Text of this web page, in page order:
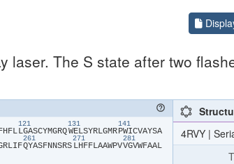
laser. The S state after two
​H​​F​​L​
121
​L​​G​​A​​S​​C​​Y​​M​​G​​R​​Q​
131
​W​​E​​L​​S​​Y​​R​​L​​G​​M​​R​
141
​P​​W​​I​​C​​V​​A​​Y​​S​​A​
​R​​L​​I​​F​
261
​Q​​Y​​A​​S​​F​​N​​N​​S​​R​​S​
271
​L​​H​​F​​F​​L​​A​​A​​W​​P​​V​
281
​V​​G​​V​​W​​F​​A​​A​​L​
4RVY |